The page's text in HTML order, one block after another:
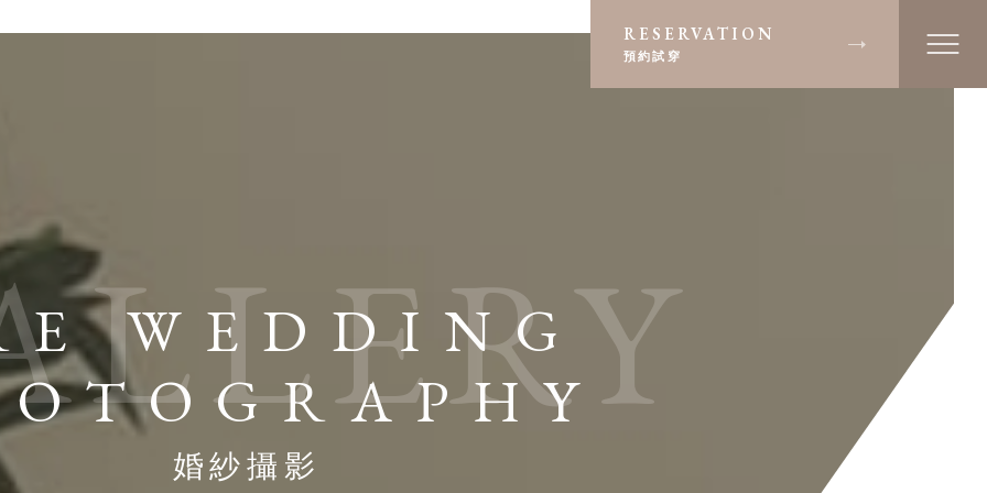
RESERVATION
預約試穿
WEDDING
婚紗攝影